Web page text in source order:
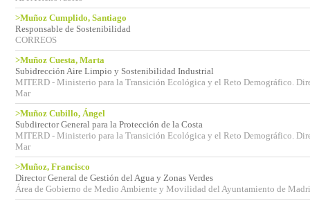
>Muñoz Cumplido, Santiago
Responsable de Sostenibilidad
CORREOS
>Muñoz Cuesta, Marta
Subidrección Aire Limpio y Sostenibilidad Industrial
MITERD - Ministerio para la Transición Ecológica y el Reto Demográfico.
Mar
>Muñoz Cubillo, Ángel
Subdirector General para la Protección de la Costa
MITERD - Ministerio para la Transición Ecológica y el Reto Demográfico.
Mar
>Muñoz, Francisco
Director General de Gestión del Agua y Zonas Verdes
Área de Gobierno de Medio Ambiente y Movilidad del Ayuntamiento de